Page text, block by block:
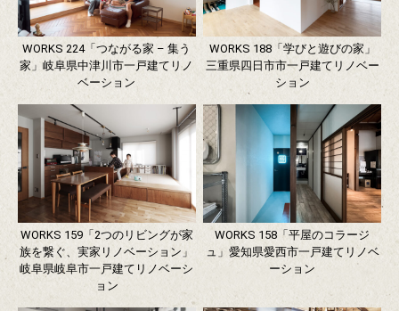
WORKS 224「つながる家 – 集う
家」岐阜県中津川市一戸建てリノ
ベーション
WORKS 188「学びと遊びの家」
三重県四日市市一戸建てリノベー
ション
WORKS 159「2つのリビングが家
族を繋ぐ、実家リノベーション」
岐阜県岐阜市一戸建てリノベーシ
ョン
WORKS 158「平屋のコラージ
ュ」愛知県愛西市一戸建てリノベ
ーション